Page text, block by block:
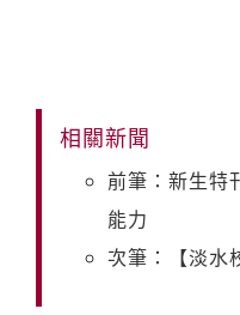
相關新聞
前筆：新生
能力
次筆：【淡水